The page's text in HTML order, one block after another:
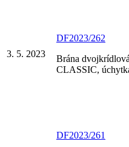
3. 5. 2023
DF2023/262
Brána
CLASSIC,
DF2023/261